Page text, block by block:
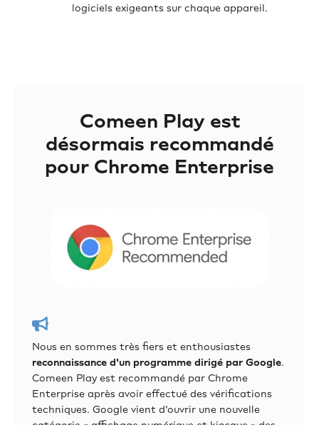
logiciels exigeants sur chaque appareil.
Comeen Play est
désormais recommandé
pour Chrome Enterprise
Nous en sommes très fiers et enthousiastes
reconnaissance d'un programme dirigé par Google.
Comeen Play est recommandé par Chrome
Enterprise après avoir effectué des vérifications
techniques. Google vient d'ouvrir une nouvelle